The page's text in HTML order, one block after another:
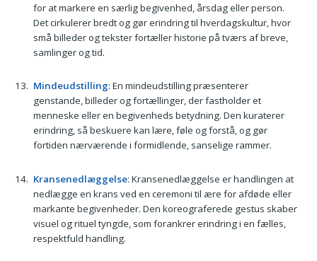
for at markere en særlig begivenhed, årsdag eller person.
Det cirkulerer bredt og gør erindring til hverdagskultur, hvor
små billeder og tekster fortæller historie på tværs af breve,
samlinger og tid.
Mindeudstilling: En mindeudstilling præsenterer
genstande, billeder og fortællinger, der fastholder et
menneske eller en begivenheds betydning. Den kuraterer
erindring, så beskuere kan lære, føle og forstå, og gør
fortiden nærværende i formidlende, sanselige rammer.
Kransenedlæggelse: Kransenedlæggelse er handlingen at
nedlægge en krans ved en ceremoni til ære for afdøde eller
markante begivenheder. Den koreograferede gestus skaber
visuel og rituel tyngde, som forankrer erindring i en fælles,
respektfuld handling.